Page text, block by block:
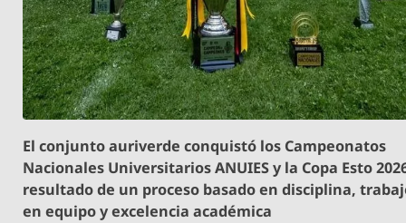
El conjunto auriverde conquistó los Campeonatos
Nacionales Universitarios ANUIES y la Copa Esto
resultado de un proceso basado en disciplina,
en equipo y excelencia académica